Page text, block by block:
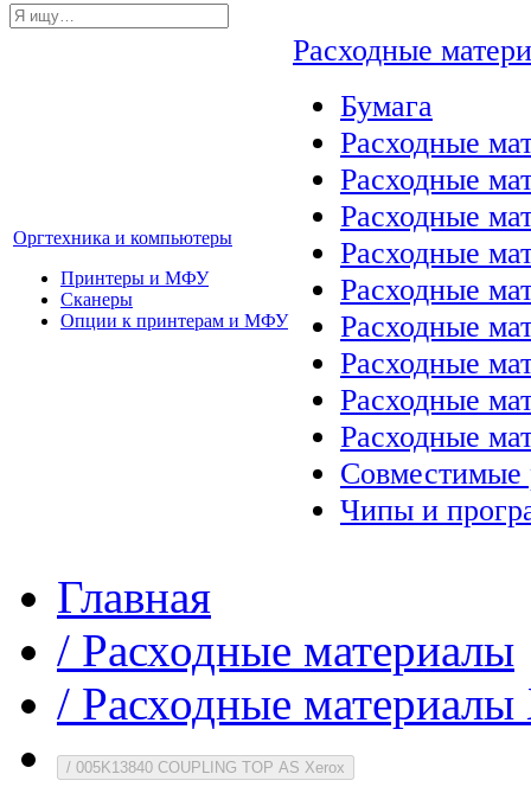
Оргтехника и компьютеры
Принтеры и МФУ
Сканеры
Опции к принтерам и МФУ
Расходные
Бумага
Расходные
Расходные
Расходные
Расходные
Расходные
Расходные
Расходные
Расходные
Расходные
Совместимые
Чипы и
Главная
/ Расходные материалы
/ Расходные
/ 005K13840 COUPLING TOP AS Xerox